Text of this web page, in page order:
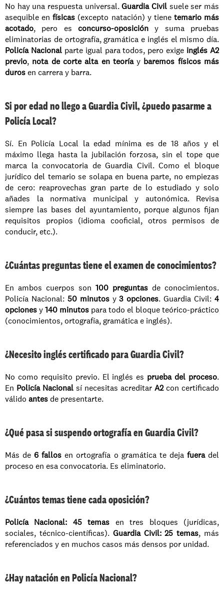
No hay una respuesta universal. Guardia Civil suele ser más
asequible en físicas (excepto natación) y tiene temario más
acotado, pero es concurso-oposición y suma pruebas
Policía Nacional parte igual para todos, pero exige inglés A2
previo, nota de corte alta en teoría y baremos físicos más
duros en carrera y barra.
Si por edad no llego a Guardia Civil, ¿puedo pasarme a
Policía Local?
Sí. En Policía Local la edad mínima es de 18 años y el
máximo llega hasta la jubilación forzosa, sin el tope que
marca la convocatoria de Guardia Civil. Como el bloque
jurídico del temario se solapa en buena parte, no empiezas
de cero: reaprovechas gran parte de lo estudiado y solo
añades la normativa municipal y autonómica. Revisa
siempre las bases del ayuntamiento, porque algunos fijan
requisitos propios (idioma cooficial, otros permisos de
conducir, etc.).
¿Cuántas preguntas tiene el examen de conocimientos?
En ambos cuerpos son 100 preguntas de conocimientos.
Policía Nacional: 50 minutos y 3 opciones. Guardia Civil: 4
opciones y 140 minutos para todo el bloque teórico-práctico
(conocimientos, ortografía, gramática e inglés).
¿Necesito inglés certificado para Guardia Civil?
No como requisito previo. El inglés es prueba del proceso.
En Policía Nacional sí necesitas acreditar A2 con certificado
válido antes de presentarte.
¿Qué pasa si suspendo ortografía en Guardia Civil?
Más de 6 fallos en ortografía o gramática te deja fuera del
proceso en esa convocatoria. Es eliminatorio.
¿Cuántos temas tiene cada oposición?
Policía Nacional: 45 temas en tres bloques (jurídicas,
sociales, técnico-científicas). Guardia Civil: 25 temas, más
referenciados y en muchos casos más densos por unidad.
¿Hay natación en Policía Nacional?